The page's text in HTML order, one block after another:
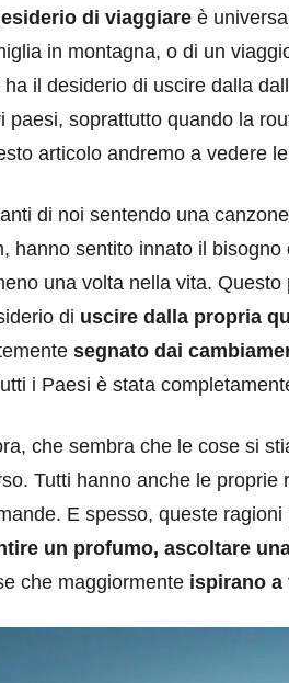
di viaggiare è
in montagna, o di un
ha il desiderio di uscire dalla
paesi, soprattutto quando la
articolo andremo a vedere
di noi sentendo una
hanno sentito innato il
una volta nella vita.
di uscire dalla propria
segnato dai
i Paesi è stata
che sembra che le cose si
Tutti hanno anche le
E spesso, queste
un profumo, ascoltare
che maggiormente ispirano a